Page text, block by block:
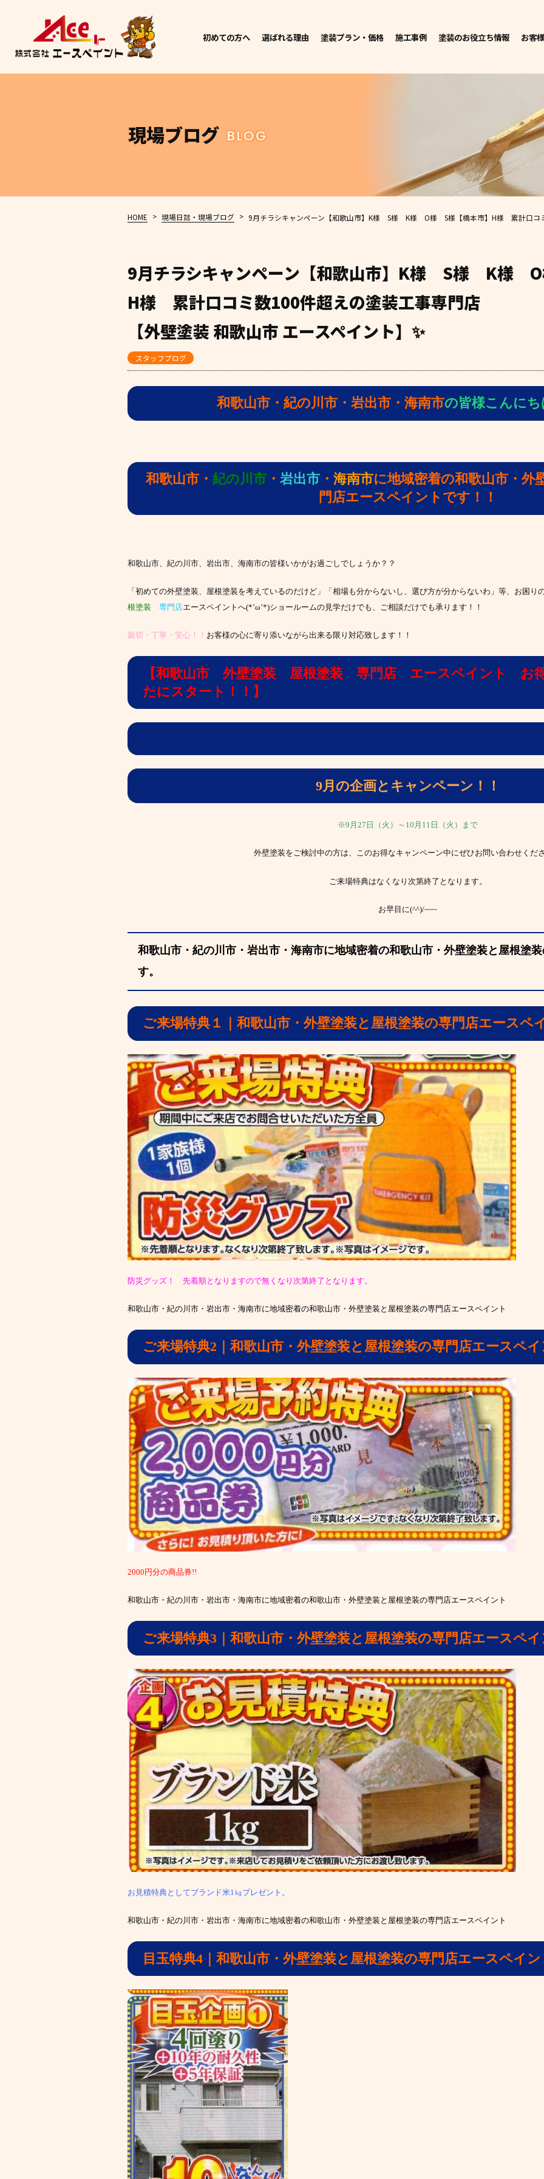
初めての方へ 選ばれる理由 塗装プラン・価格 施工事例 塗装のお役立ち情報 お客
現場ブログ BLOG
HOME > 現場日誌・現場ブログ > 9月チラシキャンペーン【和歌山市】K様 S様 K様 O様 S様【橋本市】H様 累計口コ
9月チラシキャンペーン【和歌山市】K様 S様 K様
H様 累計口コミ数100件超えの塗装工事専門店
【外壁塗装 和歌山市 エースペイント】✨
スタッフブログ
和歌山市・紀の川市・岩出市・海南市の皆様こんに
和歌山市・紀の川市 ・岩出市 ・海南市に地域密着の和歌山市・外
門店エースペイントです！！
和歌山市、紀の川市、岩出市、海南市の皆様いかがお過ごしでしょうか？？
「初めての外壁塗装、屋根塗装を考えているのだけど」「相場も分からないし、選び方が分からないわ」等、お困り
根塗装
専門店エースペイントへ(*’ω’*)ショールームの見学だけでも、ご相談だけでも承ります！！
親切・丁寧・安心！！ お客様の心に寄り添いながら出来る限り対応致します！！
【和歌山市 外壁塗装 屋根塗装 専門店 エースペイント お
たにスタート！！】
9月の企画とキャンペーン！！
※9月27日（火）～10月11日（火）まで
外壁塗装をご検討中の方は、このお得なキャンペーン中にぜひお問い合わせくだ
ご来場特典はなくなり次第終了となります。
お早目に(^^)/~~~
和歌山市・紀の川市・岩出市・海南市に地域密着の和歌山市・外壁塗装と屋根塗
す。
ご来場特典１｜和歌山市・外壁塗装と屋根塗装の専門店エースペ
防災グッズ！ 先着順となりますので無くなり次第終了となります。
和歌山市・紀の川市・岩出市・海南市に地域密着の和歌山市・外壁塗装と屋根塗装の専門店エースペイント
ご来場特典2｜和歌山市・外壁塗装と屋根塗装の専門店エースペ
2000円分の商品券!!
和歌山市・紀の川市・岩出市・海南市に地域密着の和歌山市・外壁塗装と屋根塗装の専門店エースペイント
ご来場特典3｜和歌山市・外壁塗装と屋根塗装の専門店エースペ
お見積特典としてブランド米1㎏プレゼント。
和歌山市・紀の川市・岩出市・海南市に地域密着の和歌山市・外壁塗装と屋根塗装の専門店エースペイント
目玉特典4 ｜和歌山市・外壁塗装と屋根塗装の専門店エースペイ